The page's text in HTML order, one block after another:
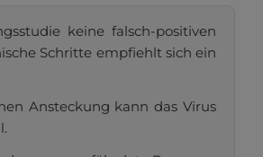
keine falsch-positiven
Schritte empfiehlt sich ein
Ansteckung kann das Virus